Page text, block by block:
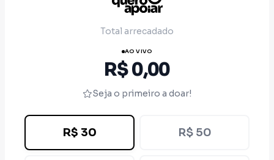
Total arrecadado
AO VIVO
R$ 0,00
Seja o primeiro a doar!
R$ 30 R$ 50